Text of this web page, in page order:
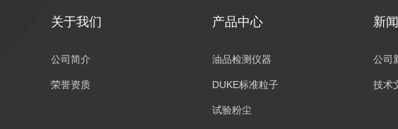
关于我们
公司简介
荣誉资质
产品中心
油品检测仪器
DUKE标准粒子
试验粉尘
新
公司
技术